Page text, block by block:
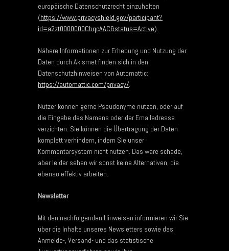
europäische Datenschutzrecht einzuhalten
(https://www.privacyshield.gov/participant?
id=a2zt0000000CbqcAAC&status=Active).
Nähere Informationen zur Erhebung und Nutzung der
Daten durch Akismet finden sich in den
Datenschutzhinweisen von Automattic:
https://automattic.com/privacy/
Nutzer können gerne Pseudonyme nutzen, oder auf
die Eingabe des Namens oder der Emailadresse
verzichten. Sie können die Übertragung der Daten
komplett verhindern, indem Sie unser
Kommentarsystem nicht nutzen. Das wäre schade,
aber leider sehen wir sonst keine Alternativen, die
ebenso effektiv arbeiten.
Newsletter
Mit den nachfolgenden Hinweisen informieren wir Sie
über die Inhalte unseres Newsletters sowie das
Anmelde-, Versand- und das statistische